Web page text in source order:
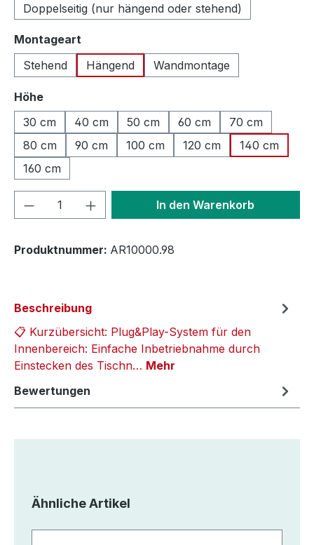
Doppelseitig (nur hängend oder stehend)
Montageart
Stehend
Hängend Wandmontage
Höheauswählen
30 cm
40 cm 50 cm 60 cm
70 cm
80 cm
90 cm 100 cm 120 cm
140 cm
160 cm
Produkt Anzahl: Gib denIn den Warenkorb
Produktnummer: AR10000.98
Beschreibung
📋 Kurzübersicht: Plug&Play-System für den
Innenbereich: Einfache Inbetriebnahme durch
Einstecken des Tischn… Mehr
Bewertungen
Produktgalerie überspringen
Ähnliche Artikel